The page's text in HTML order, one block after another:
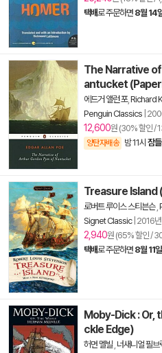
택배로 주문하면 8월 14
The Narrative
antucket
에드거 앨런 포, Richard
Penguin Classics
12,600원 (30% 할인 /
양탄자배송 밤 11시 잠
Treasure Island
로버트 루이스 스티븐슨,
Signet Classic 2016
2,940원 (65% 할인 /
택배로 주문하면 8월 11
Moby-Dick : Or,
ckle Edge)
허먼 멜빌 너새니얼 필브